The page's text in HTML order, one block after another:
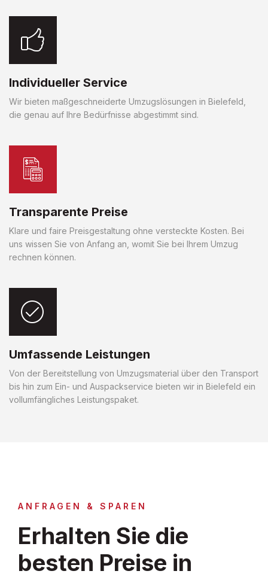
Individueller Service
Wir bieten maßgeschneiderte Umzugslösungen in Bielefeld,
die genau auf Ihre Bedürfnisse abgestimmt sind.
Transparente Preise
Klare und faire Preisgestaltung ohne versteckte Kosten. Bei
uns wissen Sie von Anfang an, womit Sie bei Ihrem Umzug
rechnen können.
Umfassende Leistungen
Von der Bereitstellung von Umzugsmaterial über den Transport
bis hin zum Ein- und Auspackservice bieten wir in Bielefeld ein
vollumfängliches Leistungspaket.
ANFRAGEN & SPAREN
Erhalten Sie die
besten Preise in